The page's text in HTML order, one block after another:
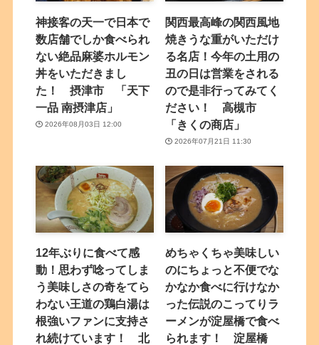
神接客の天一で日本で
数店舗でしか食べられ
ない絶品麻婆ホルモン
丼をいただきまし
た！ 摂津市 「天下
一品 南摂津店」
2026年08月03日 12:00
関西最高峰の関西風地
焼きうな重がいただけ
る名店！今年の土用の
丑の日は営業をされる
ので是非行ってみてく
ださい！ 高槻市
「きくの商店」
2026年07月21日 11:30
12年ぶりに食べて感
動！思わず唸ってしま
う美味しさの奇をてら
わない王道の鶏白湯は
根強いファンに支持さ
れ続けています！ 北
めちゃくちゃ美味しい
のにちょっと不便でな
かなか食べに行けなか
った伝説のこってりラ
ーメンが淀屋橋で食べ
られます！ 淀屋橋